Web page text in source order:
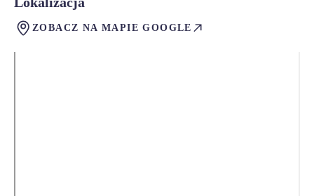
ZOBACZ NA MAPIE GOOGLE